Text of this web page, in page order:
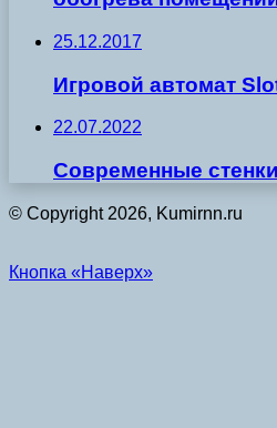
25.12.2017
Игровой автомат
22.07.2022
Современные
© Copyright 2026, Kumirnn.ru
Кнопка «Наверх»